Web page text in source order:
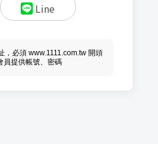
Line
，必須 www.1111.com.tw 開頭
員提供帳號、密碼